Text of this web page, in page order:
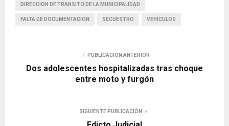
DIRECCION DE TRANSITO DE LA MUNICIPALIDAD
FALTA DE DOCUMENTACION SECUESTRO VEHÍCULOS
PUBLICACIÓN ANTERIOR
Dos adolescentes hospitalizadas tras choque
entre moto y furgón
SIGUIENTE PUBLICACIÓN